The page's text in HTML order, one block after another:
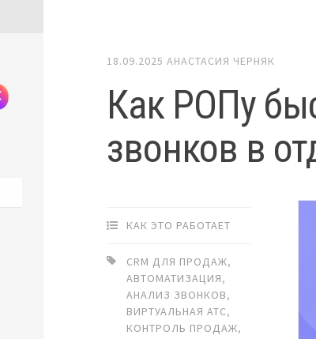
18.09.2025 АНАСТАСИЯ ЧЕРНЯК
Как РОПу
звонков в
КАК ЭТО РАБОТАЕТ
CRM ДЛЯ ПРОДАЖ,
АВТОМАТИЗАЦИЯ,
АНАЛИЗ ЗВОНКОВ,
ВИРТУАЛЬНАЯ АТС,
КОНТРОЛЬ ПРОДАЖ,